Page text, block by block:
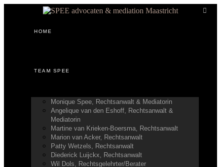
HOME
TEAM SPEE
Monique Spee, Rechtsanwalt & Mediatorin
Angelique van den Eshoff, Rechtsanwalt &
Mediatorin
Martine van Krieken-Boersma, Rechtsanwalt
Marion van Acker, Rechtsanwalt
Patty Wetzels, Rechtsanwalt
Diederick Luijckx, Rechtsanwalt
Wil Dols, Rechtsgelehrter/Berater